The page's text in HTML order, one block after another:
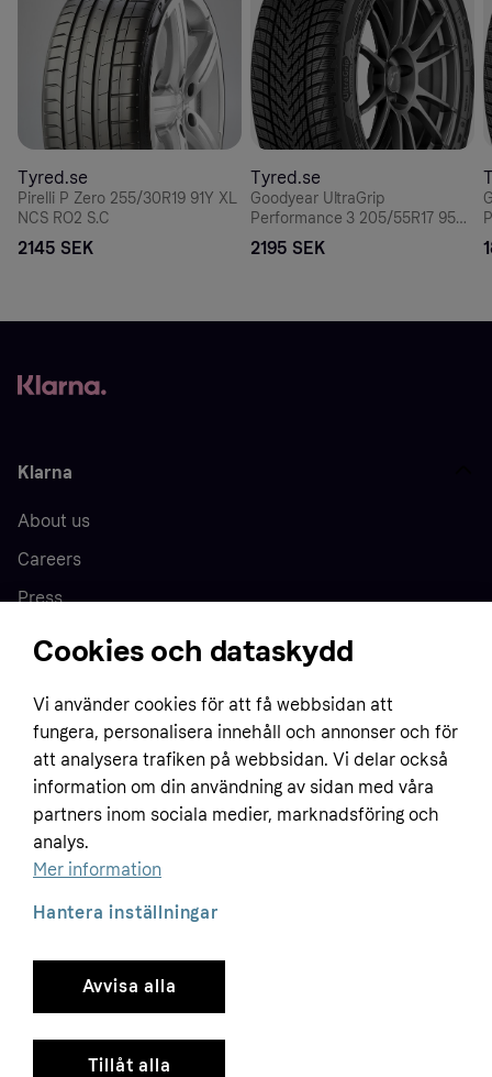
Tyred.se
Pirelli P Zero 255/30R19 91Y XL
NCS RO2 S.C
2145 SEK
Tyred.se
Goodyear UltraGrip
Performance 3 205/55R17 95H
XL *
2195 SEK
Klarna
About us
Careers
Press
Customer service
Terms & conditions
Privacy policy
Tracking technology notice
Business
Sell with Klarna
Contact us
Global
Klarna.com
Cookies och dataskydd
Vi använder cookies för att få webbsidan att
fungera, personalisera innehåll och annonser och för
att analysera trafiken på webbsidan. Vi delar också
information om din användning av sidan med våra
partners inom sociala medier, marknadsföring och
analys.
Mer information
Avvisa alla
Tillåt alla
Hantera inställningar